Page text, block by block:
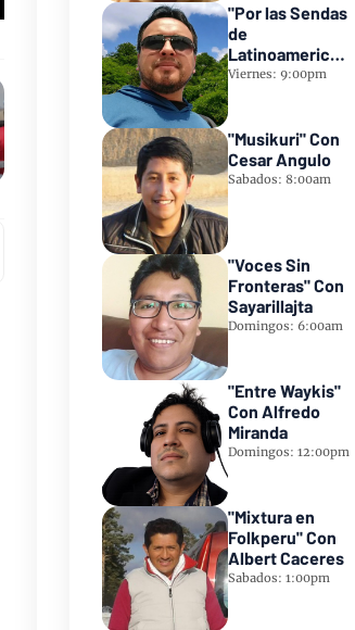
"Por las Sendas
de
Latinoamerica"
Con Frank
Viernes: 9:00pm
"Musikuri" Con
Cesar Angulo
Sabados: 8:00am
"Voces Sin
Fronteras" Con
Sayarillajta
Domingos: 6:00am
"Entre Waykis"
Con Alfredo
Miranda
Domingos: 12:00pm
"Mixtura en
Folkperu" Con
Albert Caceres
Sabados: 1:00pm